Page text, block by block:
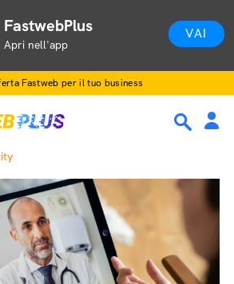
FastwebPlus
Apri nell'app
VAI
Fastweb per il tuo business
e salute